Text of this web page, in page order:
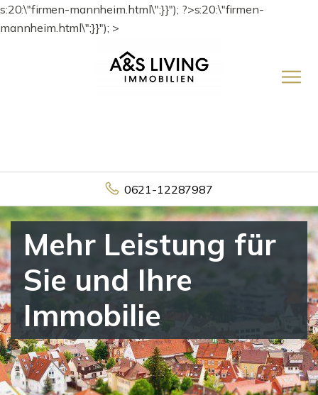
s:20:\"firmen-mannheim.html\";}}"); ?>s:20:\"firmen-
mannheim.html\";}}"); >
0621-12287987
Mehr Leistung für
Sie und Ihre
Immobilie